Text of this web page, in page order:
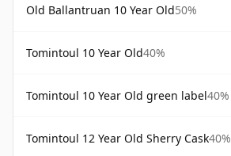
Old Ballantruan 10 Year Old50%
Tomintoul 10 Year Old40%
Tomintoul 10 Year Old green label40%
Tomintoul 12 Year Old Sherry Cask40%